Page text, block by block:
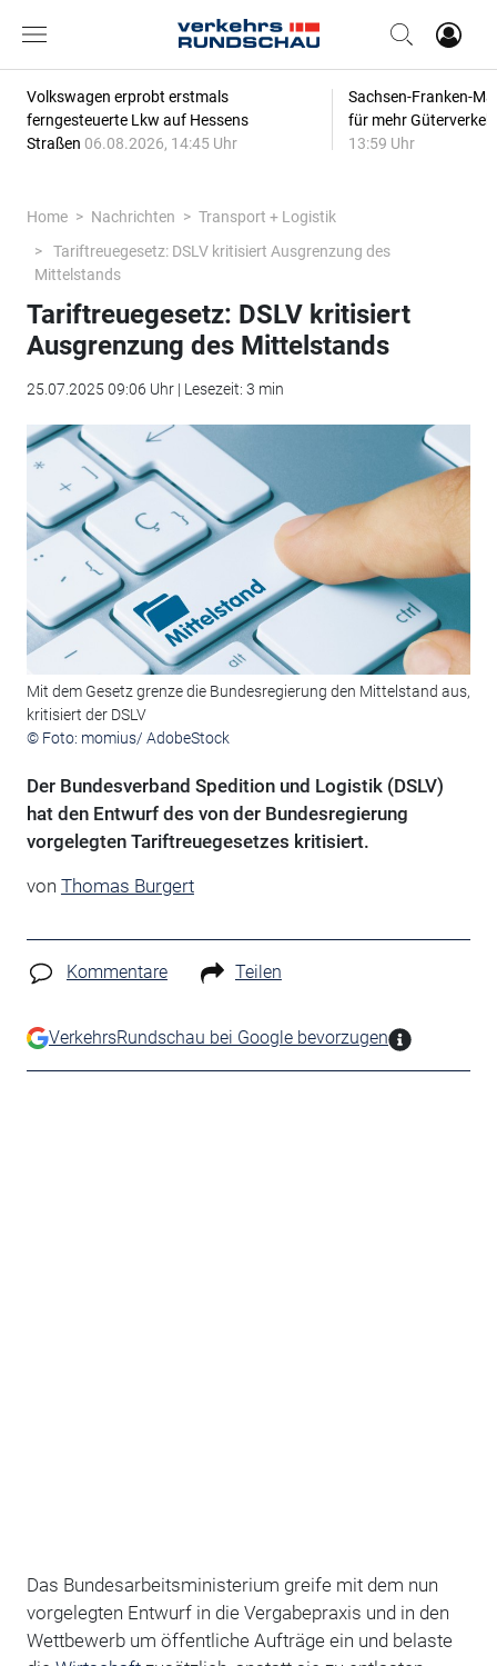
Volkswagen erprobt erstmals
ferngesteuerte Lkw auf Hessens
Straßen 06.08.2026, 14:45 Uhr
Sachsen-Franken-
für mehr
13:59 Uhr
Home Nachrichten
Transport + Logistik
Tariftreuegesetz: DSLV kritisiert Ausgrenzung des
Mittelstands
Tariftreuegesetz: DSLV kritisiert
Ausgrenzung des Mittelstands
25.07.2025 09:06 Uhr | Lesezeit: 3 min
Mit dem Gesetz grenze die Bundesregierung den Mittelstand aus,
kritisiert der DSLV
© Foto: momius/ AdobeStock
Der Bundesverband Spedition und Logistik (DSLV)
hat den Entwurf des von der Bundesregierung
vorgelegten Tariftreuegesetzes kritisiert.
von Thomas Burgert
Kommentare Teilen
VerkehrsRundschau bei Google bevorzugen
Das Bundesarbeitsministerium greife mit dem nun
vorgelegten Entwurf in die Vergabepraxis und in den
Wettbewerb um öffentliche Aufträge ein und belaste